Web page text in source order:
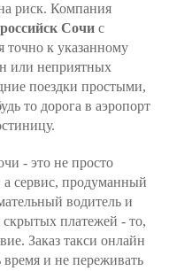
риск. Компания
Сочи с
точно к указанному
или неприятных
поездки простыми,
то дорога в аэропорт
- это не просто
сервис, продуманный
водитель и
скрытых платежей - то,
Заказ такси онлайн
время и не переживать